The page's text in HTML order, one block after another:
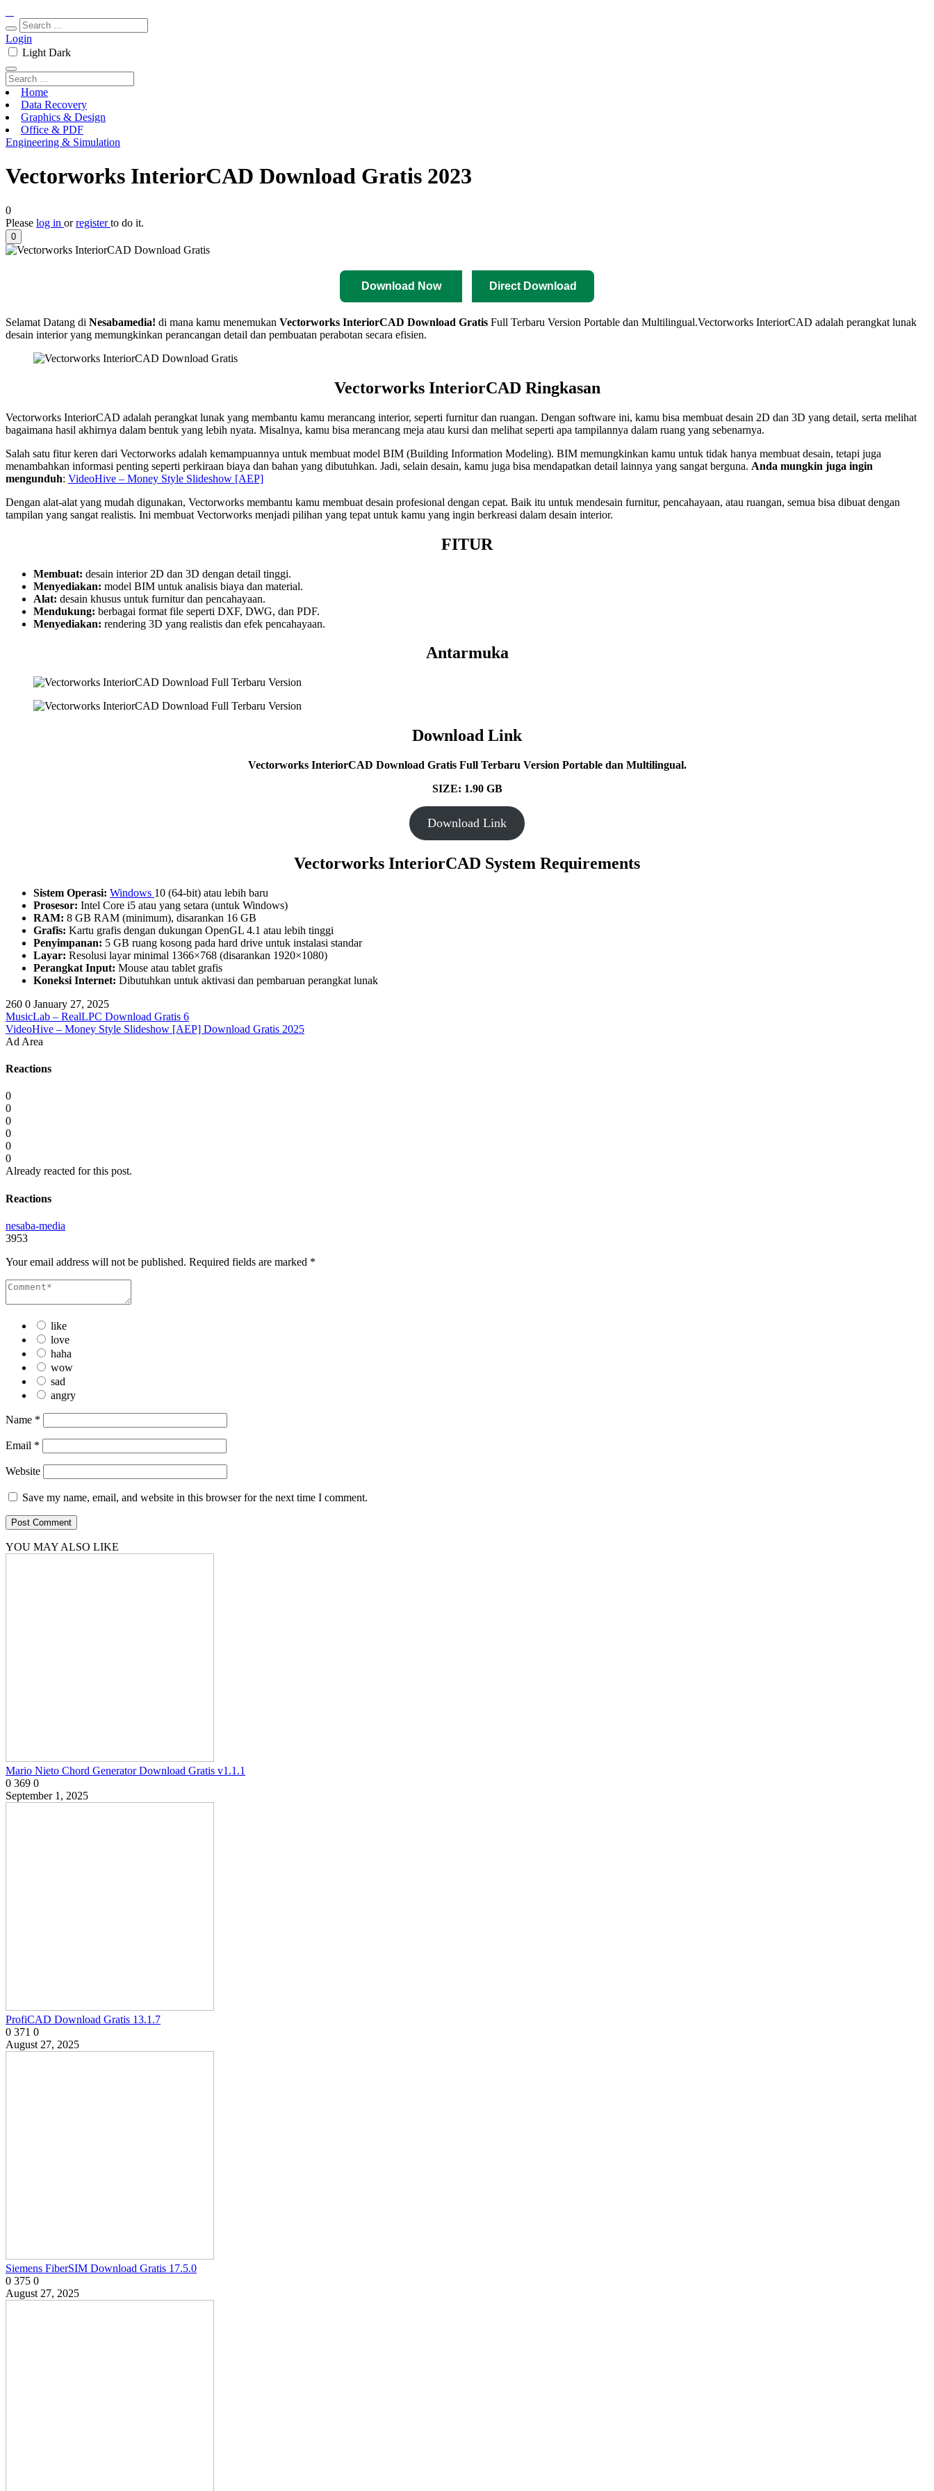
Login
Light Dark
Home
Data Recovery
Graphics & Design
Office & PDF
Engineering & Simulation
Vectorworks InteriorCAD Download Gratis 2023
0
Please log in orregisterto do it.
0
Download Now Direct Download
Selamat Datang di Nesabamedia! di mana kamu menemukan Vectorworks InteriorCAD Download Gratis Full Terbaru Version Portable dan Multilingual.Vectorworks InteriorCAD adalah perangkat lunak
desain interior yang memungkinkan perancangan detail dan pembuatan perabotan secara efisien.
Vectorworks InteriorCAD Ringkasan
Vectorworks InteriorCAD adalah perangkat lunak yang membantu kamu merancang interior, seperti furnitur dan ruangan. Dengan software ini, kamu bisa membuat desain 2D dan 3D yang detail, serta melihat
bagaimana hasil akhirnya dalam bentuk yang lebih nyata. Misalnya, kamu bisa merancang meja atau kursi dan melihat seperti apa tampilannya dalam ruang yang sebenarnya.
Salah satu fitur keren dari Vectorworks adalah kemampuannya untuk membuat model BIM (Building Information Modeling). BIM memungkinkan kamu untuk tidak hanya membuat desain, tetapi juga
menambahkan informasi penting seperti perkiraan biaya dan bahan yang dibutuhkan. Jadi, selain desain, kamu juga bisa mendapatkan detail lainnya yang sangat berguna. Anda mungkin juga ingin
mengunduh: VideoHive – Money Style Slideshow [AEP]
Dengan alat-alat yang mudah digunakan, Vectorworks membantu kamu membuat desain profesional dengan cepat. Baik itu untuk mendesain furnitur, pencahayaan, atau ruangan, semua bisa dibuat dengan
tampilan yang sangat realistis. Ini membuat Vectorworks menjadi pilihan yang tepat untuk kamu yang ingin berkreasi dalam desain interior.
FITUR
Membuat: desain interior 2D dan 3D dengan detail tinggi.
Menyediakan: model BIM untuk analisis biaya dan material.
Alat: desain khusus untuk furnitur dan pencahayaan.
Mendukung: berbagai format file seperti DXF, DWG, dan PDF.
Menyediakan: rendering 3D yang realistis dan efek pencahayaan.
Antarmuka
Download Link
Vectorworks InteriorCAD Download Gratis Full Terbaru Version Portable dan Multilingual.
SIZE: 1.90 GB
Download Link
Vectorworks InteriorCAD System Requirements
Sistem Operasi: Windows 10 (64-bit) atau lebih baru
Prosesor: Intel Core i5 atau yang setara (untuk Windows)
RAM: 8 GB RAM (minimum), disarankan 16 GB
Grafis: Kartu grafis dengan dukungan OpenGL 4.1 atau lebih tinggi
Penyimpanan: 5 GB ruang kosong pada hard drive untuk instalasi standar
Layar: Resolusi layar minimal 1366×768 (disarankan 1920×1080)
Perangkat Input: Mouse atau tablet grafis
Koneksi Internet: Dibutuhkan untuk aktivasi dan pembaruan perangkat lunak
260 0 January 27, 2025
MusicLab – RealLPC Download Gratis 6
VideoHive – Money Style Slideshow [AEP] Download Gratis 2025
Ad Area
Reactions
0
0
0
0
0
0
Already reacted for this post.
Reactions
nesaba-media
3953
Your email address will not be published. Required fields are marked *
like
love
haha
wow
sad
angry
Name *
Email *
Website
Save my name, email, and website in this browser for the next time I comment.
YOU MAY ALSO LIKE
Mario Nieto Chord Generator Download Gratis v1.1.1
0 369 0
September 1, 2025
ProfiCAD Download Gratis 13.1.7
0 371 0
August 27, 2025
Siemens FiberSIM Download Gratis 17.5.0
0 375 0
August 27, 2025